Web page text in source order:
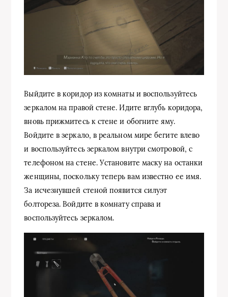
Выйдите в коридор из комнаты и воспользуйтесь
зеркалом на правой стене. Идите вглубь коридора,
вновь прижмитесь к стене и обогните яму.
Войдите в зеркало, в реальном мире бегите влево
и воспользуйтесь зеркалом внутри смотровой, с
телефоном на стене. Установите маску на останки
женщины, поскольку теперь вам известно ее имя.
За исчезнувшей стеной появится силуэт
болтореза. Войдите в комнату справа и
воспользуйтесь зеркалом.